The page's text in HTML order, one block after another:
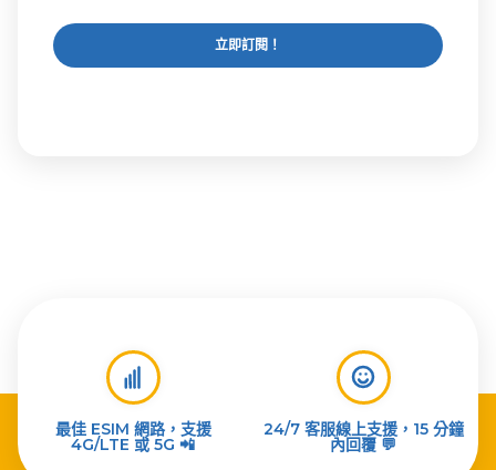
立即訂閱！
最佳 ESIM 網路，支援
4G/LTE 或 5G 📲
24/7 客服線上支援，15 分鐘
內回覆 💬